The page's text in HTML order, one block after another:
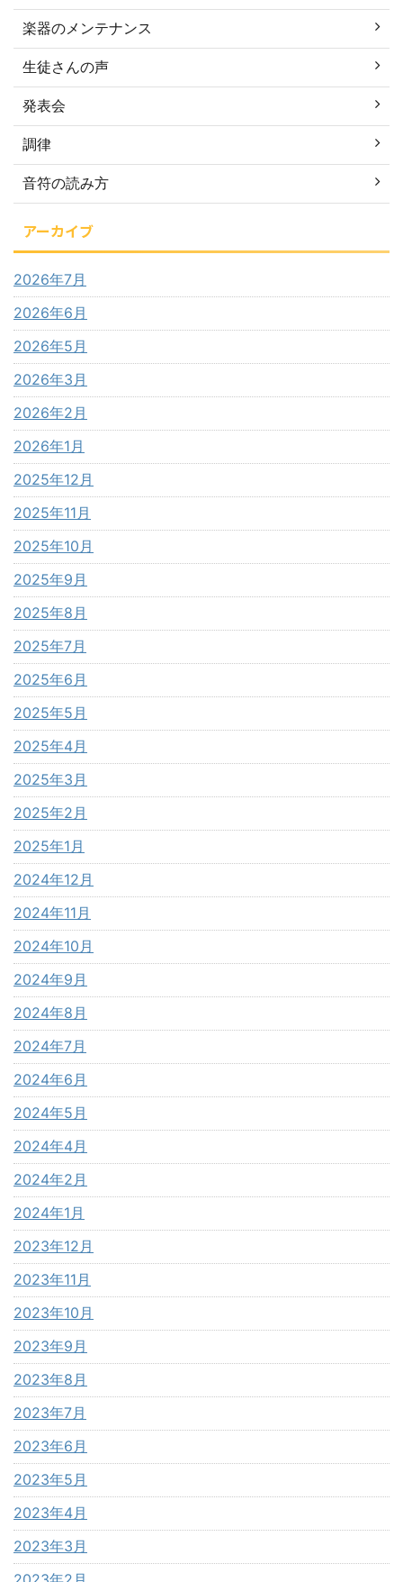
楽器のメンテナンス
生徒さんの声
発表会
調律
音符の読み方
アーカイブ
2026年7月
2026年6月
2026年5月
2026年3月
2026年2月
2026年1月
2025年12月
2025年11月
2025年10月
2025年9月
2025年8月
2025年7月
2025年6月
2025年5月
2025年4月
2025年3月
2025年2月
2025年1月
2024年12月
2024年11月
2024年10月
2024年9月
2024年8月
2024年7月
2024年6月
2024年5月
2024年4月
2024年2月
2024年1月
2023年12月
2023年11月
2023年10月
2023年9月
2023年8月
2023年7月
2023年6月
2023年5月
2023年4月
2023年3月